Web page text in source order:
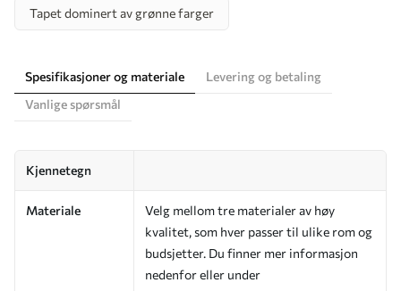
Tapet dominert av grønne farger
Spesifikasjoner og materiale
Levering og betaling
Vanlige spørsmål
Kjennetegn
Materiale
Velg mellom tre materialer av høy
kvalitet, som hver passer til ulike rom og
budsjetter. Du finner mer informasjon
nedenfor eller under